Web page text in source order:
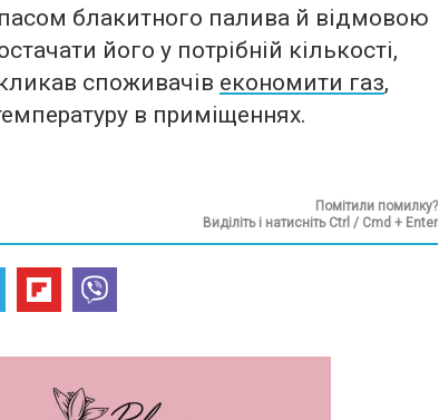
блакитного палива й відмовою
його у потрібній кількості,
споживачів економити газ,
в приміщеннях.
Помітили помилку?
Виділіть і натисніть Ctrl / Cmd + Enter